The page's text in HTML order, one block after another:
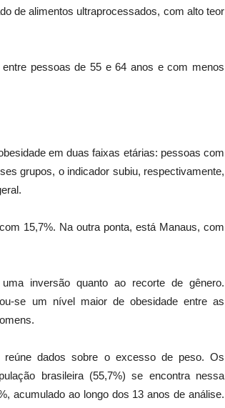
de alimentos ultraprocessados, com alto teor
pessoas de 55 e 64 anos e com menos
em duas faixas etárias: pessoas com
grupos, o indicador subiu, respectivamente,
15,7%. Na outra ponta, está Manaus, com
inversão quanto ao recorte de gênero.
se um nível maior de obesidade entre as
dados sobre o excesso de peso. Os
brasileira (55,7%) se encontra nessa
acumulado ao longo dos 13 anos de análise.